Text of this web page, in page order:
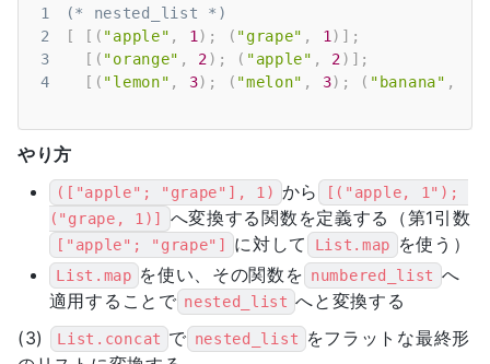
1
(* nested_list *)
2
[ [ ( "apple" , 1 ) ; ( "grape" , 1 ) ] ;
3
[ ( "orange" , 2) ; ( "apple" , 2) ] ;
4
[ ( "lemon" , 3) ; ( "melon" , 3) ; ( "banana" ,
やり方
(["apple"; "grape"], 1) から
[("apple, 1");
("grape, 1)]
へ変換する関数を定義する（第1引数
["apple"; "grape"] に対して List.map を使う）
List.map を使い、その関数を numbered_list へ
適用することで nested_list へと変換する
(3)
List.concat で nested_list
をフラットな最終形